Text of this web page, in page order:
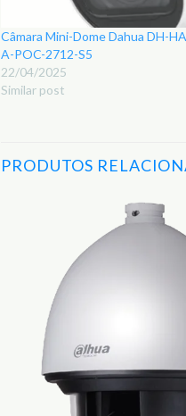
Câmara Mini-Dome Dahua DH-
A-POC-2712-S5
22/04/2025
Similar post
PRODUTOS